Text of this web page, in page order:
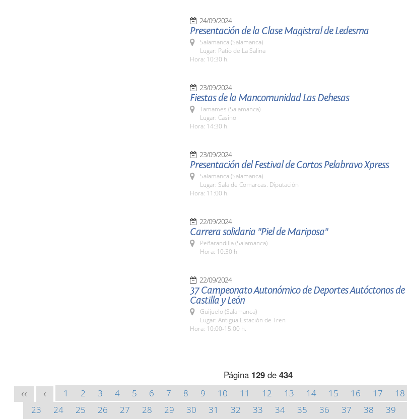
24/09/2024
Presentación de la Clase Magistral de Ledesma
Salamanca (Salamanca)
Lugar: Patio de La Salina
Hora: 10:30 h.
23/09/2024
Fiestas de la Mancomunidad Las Dehesas
Tamames (Salamanca)
Lugar: Casino
Hora: 14:30 h.
23/09/2024
Presentación del Festival de Cortos Pelabravo Xpress
Salamanca (Salamanca)
Lugar: Sala de Comarcas. Diputación
Hora: 11:00 h.
22/09/2024
Carrera solidaria "Piel de Mariposa"
Peñarandilla (Salamanca)
Hora: 10:30 h.
22/09/2024
37 Campeonato Autonómico de Deportes Autóctonos de
Castilla y León
Guijuelo (Salamanca)
Lugar: Antigua Estación de Tren
Hora: 10:00-15:00 h.
Página 129de 434
<< < 1 2 3 4 5 6 7 8 9 10 11 12 13 14 15 16 17 18
23
24 25 26 27 28 29 30 31 32 33 34 35 36 37 38 39